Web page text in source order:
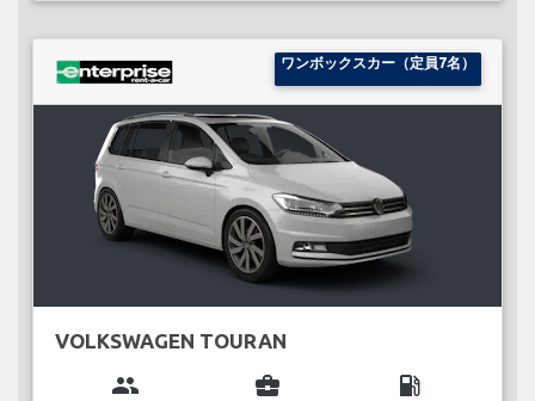
ワンボックスカー（定員7名）
VOLKSWAGEN TOURAN
group business_center local_gas_station